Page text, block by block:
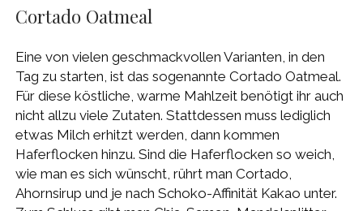
Cortado Oatmeal
Eine von vielen geschmackvollen Varianten, in den
Tag zu starten, ist das sogenannte Cortado Oatmeal.
Für diese köstliche, warme Mahlzeit benötigt ihr auch
nicht allzu viele Zutaten. Stattdessen muss lediglich
etwas Milch erhitzt werden, dann kommen
Haferflocken hinzu. Sind die Haferflocken so weich,
wie man es sich wünscht, rührt man Cortado,
Ahornsirup und je nach Schoko-Affinität Kakao unter.